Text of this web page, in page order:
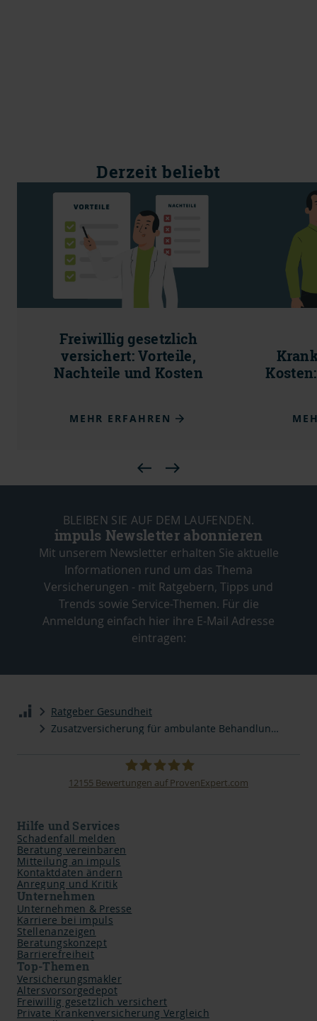
Derzeit beliebt
Freiwillig gesetzlich
versichert: Vorteile,
Nachteile und Kosten
MEHR ERFAHREN
BLEIBEN SIE AUF DEM LAUFENDEN.
impuls Newsletter abonnieren
Mit unserem Newsletter erhalten Sie aktuelle
Informationen rund um das Thema
Versicherungen - mit Ratgebern, Tipps und
Trends sowie Service-Themen. Für die
Anmeldung einfach hier ihre E-Mail Adresse
eintragen:
Ratgeber Gesundheit
Zusatzversicherung für ambulante Behandlungen
12155 Bewertungen auf ProvenExpert.com
Hilfe und Services
Schadenfall melden
Beratung vereinbaren
Mitteilung an impuls
Kontaktdaten ändern
Anregung und Kritik
Unternehmen
Unternehmen & Presse
Karriere bei impuls
Stellenanzeigen
Beratungskonzept
Barrierefreiheit
Top-Themen
Versicherungsmakler
Altersvorsorgedepot
Freiwillig gesetzlich versichert
Private Krankenversicherung Vergleich